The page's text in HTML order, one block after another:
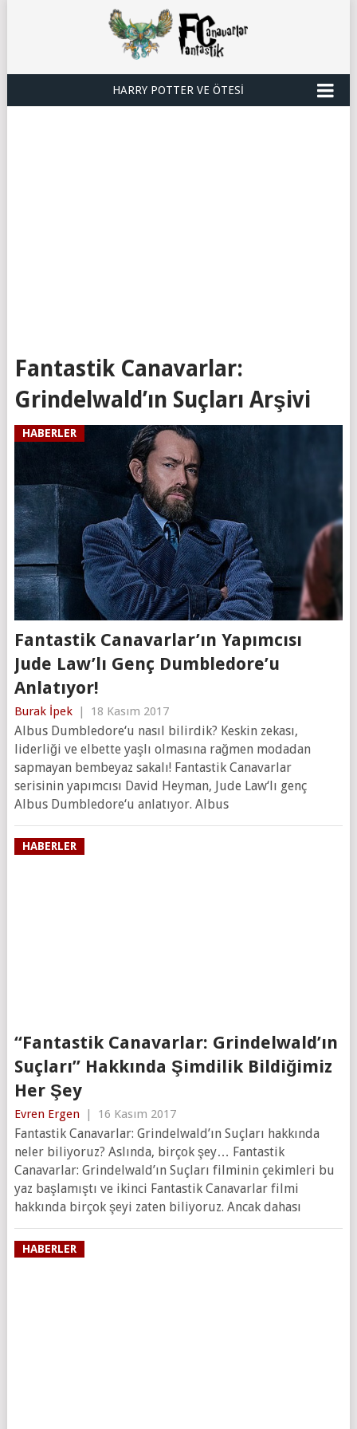
HARRY POTTER VE ÖTESI
Fantastik Canavarlar:
Grindelwald’ın Suçları Arşivi
HABERLER
Fantastik Canavarlar’ın Yapımcısı
Jude Law’lı Genç Dumbledore’u
Anlatıyor!
Burak İpek | 18 Kasım 2017
Albus Dumbledore‘u nasıl bilirdik? Keskin zekası,
liderliği ve elbette yaşlı olmasına rağmen modadan
sapmayan bembeyaz sakalı! Fantastik Canavarlar
serisinin yapımcısı David Heyman, Jude Law‘lı genç
Albus Dumbledore‘u anlatıyor. Albus
HABERLER
“Fantastik Canavarlar: Grindelwald’ın
Suçları” Hakkında Şimdilik Bildiğimiz
Her Şey
Evren Ergen 16 Kasım 2017
Fantastik Canavarlar: Grindelwald’ın Suçları hakkında
neler biliyoruz? Aslında, birçok şey… Fantastik
Canavarlar: Grindelwald’ın Suçları filminin çekimleri bu
yaz başlamıştı ve ikinci Fantastik Canavarlar filmi
hakkında birçok şeyi zaten biliyoruz. Ancak dahası
HABERLER